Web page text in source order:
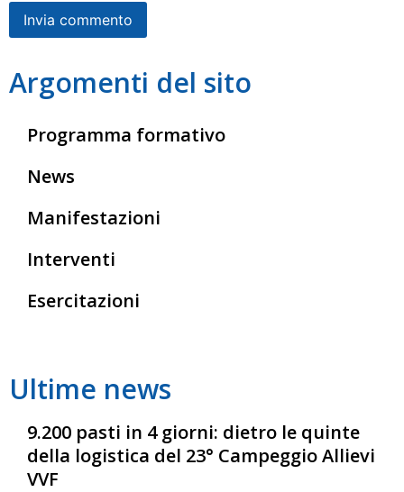
Argomenti del sito
Programma formativo
News
Manifestazioni
Interventi
Esercitazioni
Ultime news
9.200 pasti in 4 giorni: dietro le quinte
della logistica del 23° Campeggio Allievi
VVF